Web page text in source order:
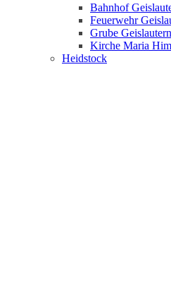
Bahnhof
Feuerwehr
Grube Geislautern
Kirche Maria
Heidstock